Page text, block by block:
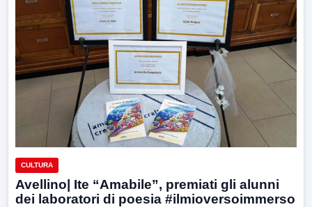
CULTURA
Avellino| Ite “Amabile”, premiati gli alunni
dei laboratori di poesia #ilmioversoimmerso